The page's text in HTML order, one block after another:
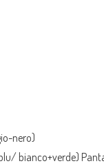
nero)
bianco+verde)